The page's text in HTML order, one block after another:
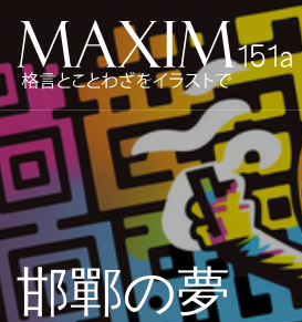
邯鄲の夢